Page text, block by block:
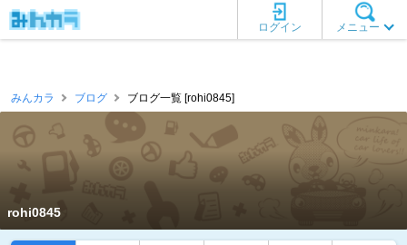
メニュー
ログイン
みんカラ ブログ ブログ一覧 [rohi0845]
rohi0845